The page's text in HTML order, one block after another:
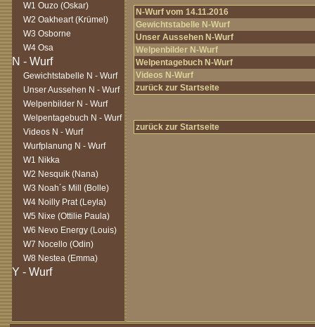
W1 Ouzo (Oskar)
W2 Oakheart (Krümel)
W3 Osborne
W4 Osa
Gewichtstabelle N - Wurf
Unser Aussehen N - Wurf
Welpenbilder N - Wurf
Welpentagebuch N - Wurf
Videos N - Wurf
Wurfplanung N - Wurf
W1 Nikka
W2 Nesquik (Nana)
W3 Noah´s Mill (Bolle)
W4 Noilly Prat (Leyla)
W5 Nixe (Ottilie Paula)
W6 Nevo Energy (Louis)
W7 Nocello (Odin)
W8 Nestea (Emma)
N-Wurf vom 14.11.2016
Gewichtstabelle N-Wurf
Unser Aussehen N-Wurf
Welpenbilder N-Wurf
Welpentagebuch N-Wurf
Videos N-Wurf
zurück zur Startseite
zurück zur Startseite